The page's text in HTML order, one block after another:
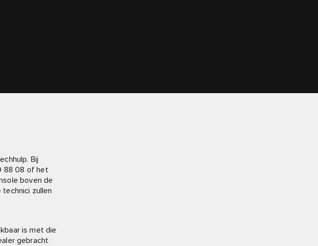
Bij
88 08 of het
boven de
zullen
is met die
gebracht